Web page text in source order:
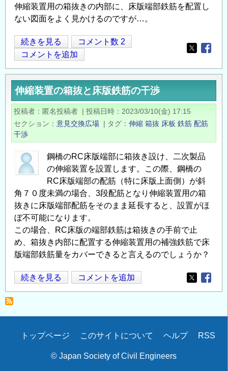
伸縮装置用の箱抜きの内部に、床版端部鉄筋を配置し
ない図面をよく見かけるのですが…。
伸
縮
装
置
の
箱
と
床
版
鉄
の
干
渉
の
続きを見る
コメント数 2
コメントを追加
Opens in
伸縮装置の箱抜と床版鉄筋の干渉
投稿者 匿名投稿者 | 投稿日時
2023/03/10(金) 17:15
セクション
意見交換広場 | タグ 伸縮 箱抜 床板 鉄筋 配筋
干渉
鋼橋のRC床版端部に箱抜き設け、二次製品
の伸縮装置を設置します。この際、鋼橋の
RC床版端部の配筋（特に床版上面側）が斜
角７０度未満の場合、3段配筋となり伸縮装置用の箱
抜きに床版端部配筋をそのまま延長すると、設置がほ
ぼ不可能になります。
この場合、RC床版の端部鉄筋は箱抜きの手前で止
め、箱抜き内部に配置する伸縮装置用の補強鉄筋で床
版端部鉄筋量をカバーできると言えるのでしょうか？
伸
縮
置
箱
続きを見る コメントを追加
Opens in
Secondary
トップページ このサイトについて ヘルプ RSS
© Japan Society of Civil Engineers